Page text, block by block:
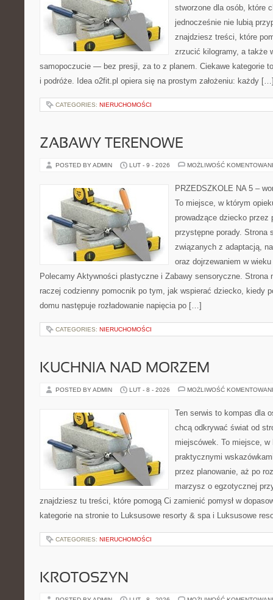
stworzone dla osób, które
jednocześnie nie lubią
znajdziesz treści, które
zrzucić kilogramy, a także
samopoczucie — bez presji, za to z planem. Ciekawe kategorie
i podróże. Idea o2fit.pl opiera się na prostym założeniu: każdy
CATEGORIES: NIERUCHOMOŚCI
ZABAWY TERENOWE
POSTED BY ADMIN LUT - 9 - 2026 MOŻLIWOŚĆ
PRZEDSZKOLE NA 5 –
To miejsce, w którym
prowadzące dziecko przez
przystępne porady. Strona
związanych z adaptacją,
oraz dojrzewaniem w
Polecamy Aktywności plastyczne i Zabawy sensoryczne. Strona
raczej codzienny pomocnik po tym, jak wspierać dziecko, kiedy
domu następuje rozładowanie napięcia po […]
CATEGORIES: NIERUCHOMOŚCI
KUCHNIA NAD MORZEM
POSTED BY ADMIN LUT - 8 - 2026 MOŻLIWOŚĆ
Ten serwis to kompas dla
chcą odkrywać świat od
miejscówek. To miejsce,
praktycznymi
przez planowanie, aż po
marzysz o egzotycznej
znajdziesz tu treści, które pomogą Ci zamienić pomysł w
kategorie na stronie to Luksusowe resorty & spa i Luksusowe
CATEGORIES: NIERUCHOMOŚCI
KROTOSZYN